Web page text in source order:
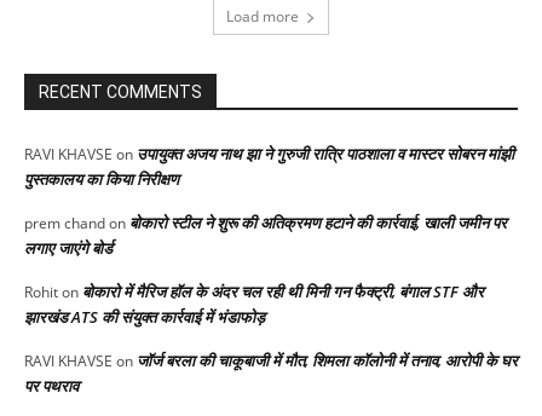
Load more
RECENT COMMENTS
RAVI KHAVSE on उपायुक्त अजय नाथ झा ने गुरुजी रात्रि पाठशाला व मास्टर सोबरन मांझी
पुस्तकालय का किया निरीक्षण
prem chandon बोकारो स्टील ने शुरू की अतिक्रमण हटाने की कार्रवाई, खाली जमीन पर
लगाए जाएंगे बोर्ड
Rohiton बोकारो में मैरिज हॉल के अंदर चल रही थी मिनी गन फैक्ट्री, बंगाल STF और
झारखंड ATS की संयुक्त कार्रवाई में भंडाफोड़
RAVI KHAVSE on जॉर्ज बरला की चाकूबाजी में मौत, शिमला कॉलोनी में तनाव, आरोपी के घर
पर पथराव